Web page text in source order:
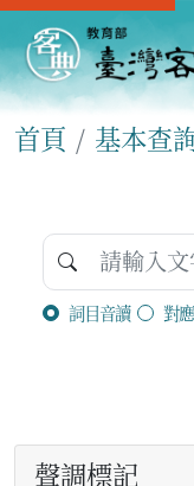
首頁 基本查
詞目音讀 對
聲調標記